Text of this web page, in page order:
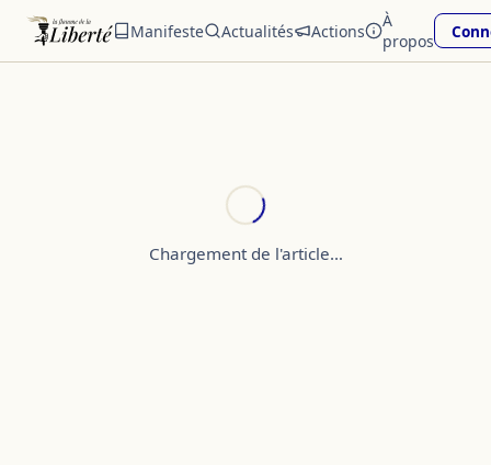
Manifeste Actualités Actions
À
propos
Chargement de l'article…